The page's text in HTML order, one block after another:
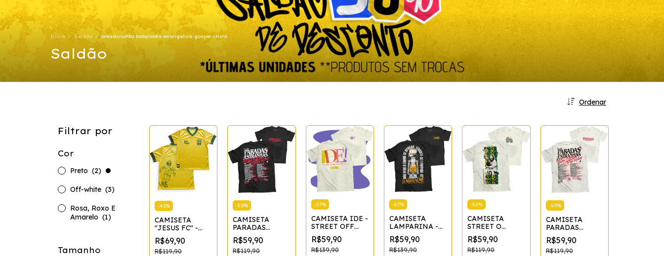
Início / Saldão / breadcrumbs.babylooks-evangelica-gospel-crista
Saldão
Ordenar
Filtrar por
Cor
Preto (2)
Off-white (3)
Rosa, Roxo E
Amarelo (1)
Tamanho
-42%
CAMISETA
"JESUS FC" -
AMARELA - DRY
FIT
R$69,90
R$119,90
-50%
CAMISETA
PARADAS
ESTRANHAS -
PRETO*
R$59,90
R$119,90
-57%
CAMISETA IDE -
STREET OFF
WHITE*
R$59,90
R$139,90
-57%
CAMISETA
LAMPARINA -
STREET
R$59,90
R$139,90
-50%
CAMISETA
STREET O
MELHOR DE
DEUS
R$59,90
R$119,90
-50%
CAMISETA
PARADAS
ESTRANHAS -
OFF WHITE*
R$59,90
R$119,90